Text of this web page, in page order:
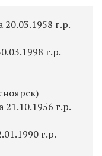
г.р.
г.р.
г.р.
г.р.